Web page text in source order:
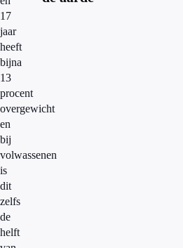
17
jaar
heeft
bijna
13
procent
overgewicht
en
bij
volwassenen
is
dit
zelfs
de
helft